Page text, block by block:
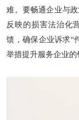
难。要畅通企业与
反映的损害法治化
馈，确保企业诉求“
举措提升服务企业的